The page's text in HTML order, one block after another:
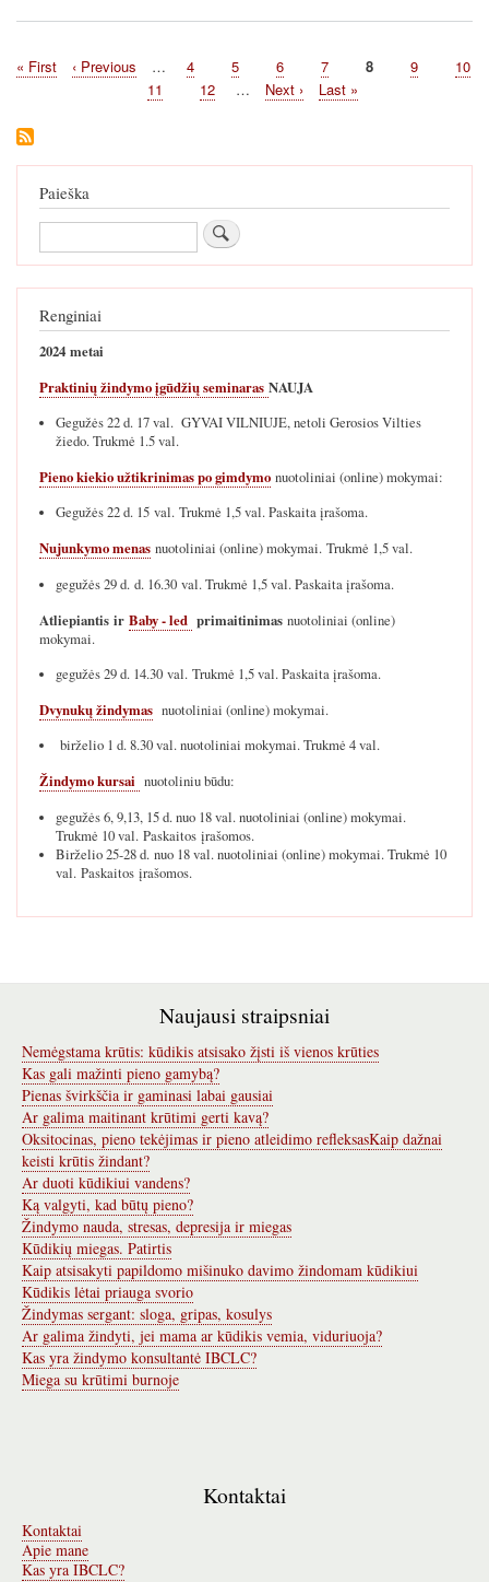
Pagination
First
« First
Previous
‹ Previous … Page
4 Page
5 Page
6 Page
7
Current
8 Page
9 Page
10
Page
11 Page
12 …
Next
Next ›
Last
Last »
Paieška
Paieška
Renginiai
2024 metai
Praktinių žindymo įgūdžių seminaras NAUJA
Gegužės 22 d. 17 val. GYVAI VILNIUJE, netoli Gerosios Vilties
žiedo. Trukmė 1.5 val.
Pieno kiekio užtikrinimas po gimdymo nuotoliniai (online) mokymai:
Gegužės 22 d. 15 val. Trukmė 1,5 val. Paskaita įrašoma.
Nujunkymo menas nuotoliniai (online) mokymai. Trukmė 1,5 val.
gegužės 29 d. d. 16.30 val. Trukmė 1,5 val. Paskaita įrašoma.
Atliepiantis ir Baby - led primaitinimas nuotoliniai (online)
mokymai.
gegužės 29 d. 14.30 val. Trukmė 1,5 val. Paskaita įrašoma.
Dvynukų žindymas nuotoliniai (online) mokymai.
birželio 1 d. 8.30 val. nuotoliniai mokymai. Trukmė 4 val.
Žindymo kursai nuotoliniu būdu:
gegužės 6, 9,13, 15 d. nuo 18 val. nuotoliniai (online) mokymai.
Trukmė 10 val. Paskaitos įrašomos.
Birželio 25-28 d. nuo 18 val. nuotoliniai (online) mokymai. Trukmė 10
val. Paskaitos įrašomos.
Naujausi straipsniai
Nemėgstama krūtis: kūdikis atsisako žįsti iš vienos krūties
Kas gali mažinti pieno gamybą?
Pienas švirkščia ir gaminasi labai gausiai
Ar galima maitinant krūtimi gerti kavą?
Oksitocinas, pieno tekėjimas ir pieno atleidimo refleksasKaip dažnai
keisti krūtis žindant?
Ar duoti kūdikiui vandens?
Ką valgyti, kad būtų pieno?
Žindymo nauda, stresas, depresija ir miegas
Kūdikių miegas. Patirtis
Kaip atsisakyti papildomo mišinuko davimo žindomam kūdikiui
Kūdikis lėtai priauga svorio
Žindymas sergant: sloga, gripas, kosulys
Ar galima žindyti, jei mama ar kūdikis vemia, viduriuoja?
Kas yra žindymo konsultantė IBCLC?
Miega su krūtimi burnoje
Kontaktai
Kontaktai
Apie mane
Kas yra IBCLC?